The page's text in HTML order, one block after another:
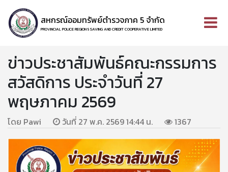
สหกรณ์ออมทรัพย์ตำรวจภาค 5 จำกัด
PROVINCIAL POLICE REGION 5 SAVING AND CREDIT COOPERATIVE LIMITED
ข่าวประชาสัมพันธ์คณะกรรมการ
สวัสดิการ ประจำวันที่ 27
พฤษภาคม 2569
โดย Pawi วันที่ 27 พ.ค. 2569 14:44 น. 1367